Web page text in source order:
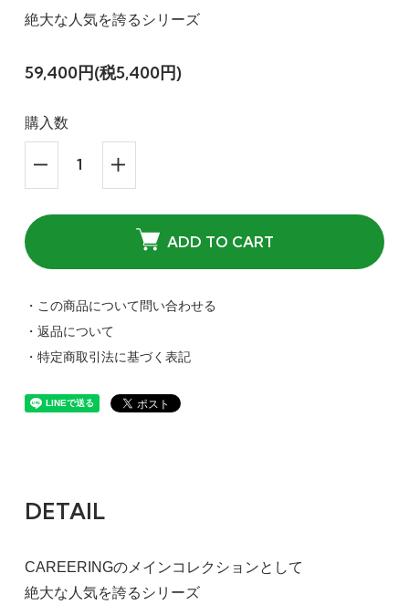
絶大な人気を誇るシリーズ
59,400円(税5,400円)
購入数
ADD TO CART
・この商品について問い合わせる
・返品について
・特定商取引法に基づく表記
DETAIL
CAREERINGのメインコレクションとして
絶大な人気を誇るシリーズ